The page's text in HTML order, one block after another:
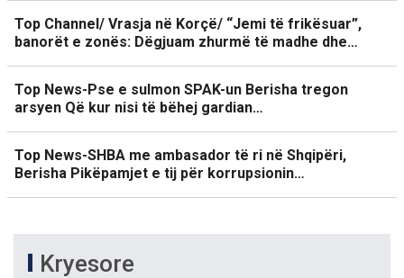
Top Channel/ Vrasja në Korçë/ “Jemi të frikësuar”,
banorët e zonës: Dëgjuam zhurmë të madhe dhe…
Top News-Pse e sulmon SPAK-un Berisha tregon
arsyen Që kur nisi të bëhej gardian…
Top News-SHBA me ambasador të ri në Shqipëri,
Berisha Pikëpamjet e tij për korrupsionin…
Kryesore